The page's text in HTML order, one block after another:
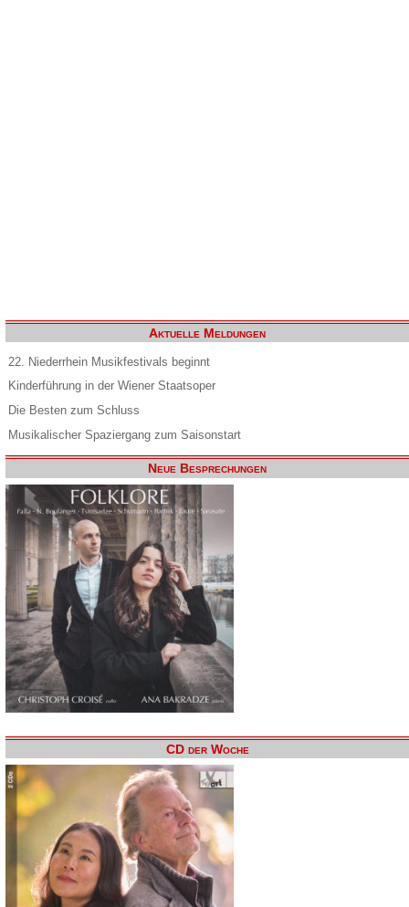
Aktuelle Meldungen
22. Niederrhein Musikfestivals beginnt
Kinderführung in der Wiener Staatsoper
Die Besten zum Schluss
Musikalischer Spaziergang zum Saisonstart
Neue Besprechungen
CD der Woche